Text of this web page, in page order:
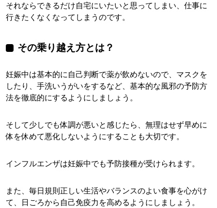
それならできるだけ自宅にいたいと思ってしまい、仕事に
行きたくなくなってしまうのです。
その乗り越え方とは？
妊娠中は基本的に自己判断で薬が飲めないので、マスクを
したり、手洗いうがいをするなど、基本的な風邪の予防方
法を徹底的にするようにしましょう。
そして少しでも体調が悪いと感じたら、無理はせず早めに
体を休めて悪化しないようにすることも大切です。
インフルエンザは妊娠中でも予防接種が受けられます。
また、毎日規則正しい生活やバランスのよい食事を心がけ
て、日ごろから自己免疫力を高めるようにしましょう。